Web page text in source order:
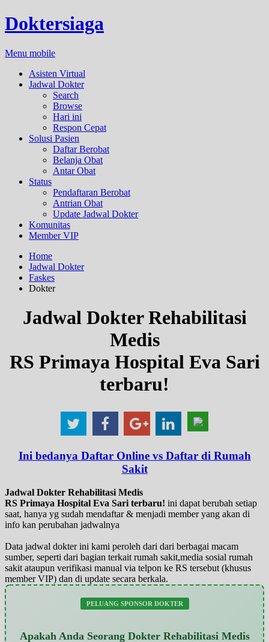
Doktersiaga
Menu mobile
Asisten Virtual
Jadwal Dokter
Search
Browse
Hari ini
Respon Cepat
Solusi Pasien
Daftar Berobat
Belanja Obat
Antar Obat
Status
Pendaftaran Berobat
Antrian Obat
Update Jadwal Dokter
Komunitas
Member VIP
Home
Jadwal Dokter
Faskes
Dokter
Jadwal Dokter Rehabilitasi
Medis
RS Primaya Hospital Eva Sari
terbaru!
Ini bedanya Daftar Online vs Daftar di Rumah
Sakit
Jadwal Dokter Rehabilitasi Medis
RS Primaya Hospital Eva Sari terbaru! ini dapat berubah setiap
saat, hanya yg sudah mendaftar & menjadi member yang akan di
info kan perubahan jadwalnya
Data jadwal dokter ini kami peroleh dari dari berbagai macam
sumber, seperti dari bagian terkait rumah sakit,media sosial rumah
sakit ataupun verifikasi manual via telpon ke RS tersebut (khusus
member VIP) dan di update secara berkala.
PELUANG SPONSOR DOKTER
Apakah Anda Seorang Dokter Rehabilitasi Medis